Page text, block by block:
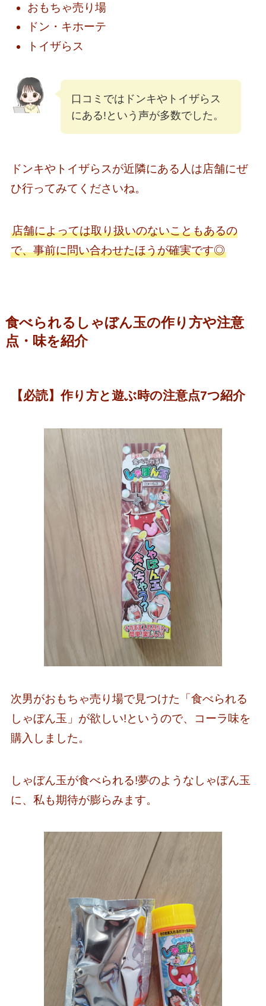
おもちゃ売り場
ドン・キホーテ
トイザらス
口コミではドンキやトイザらス
にある!という声が多数でした。
ドンキやトイザらスが近隣にある人は店舗にぜ
ひ行ってみてくださいね。
店舗によっては取り扱いのないこともあるの
で、事前に問い合わせたほうが確実です◎
食べられるしゃぼん玉の作り方や注意
点・味を紹介
【必読】作り方と遊ぶ時の注意点7つ紹介
次男がおもちゃ売り場で見つけた「食べられる
しゃぼん玉」が欲しい!というので、コーラ味を
購入しました。
しゃぼん玉が食べられる!夢のようなしゃぼん玉
に、私も期待が膨らみます。